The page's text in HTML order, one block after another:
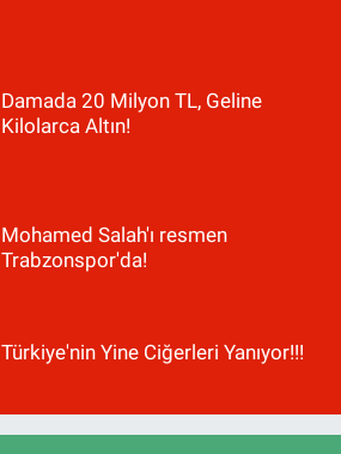
Damada 20 Milyon TL, Geline
Kilolarca Altın!
Mohamed Salah'ı resmen
Trabzonspor'da!
Türkiye'nin Yine Ciğerleri Yanıyor!!!